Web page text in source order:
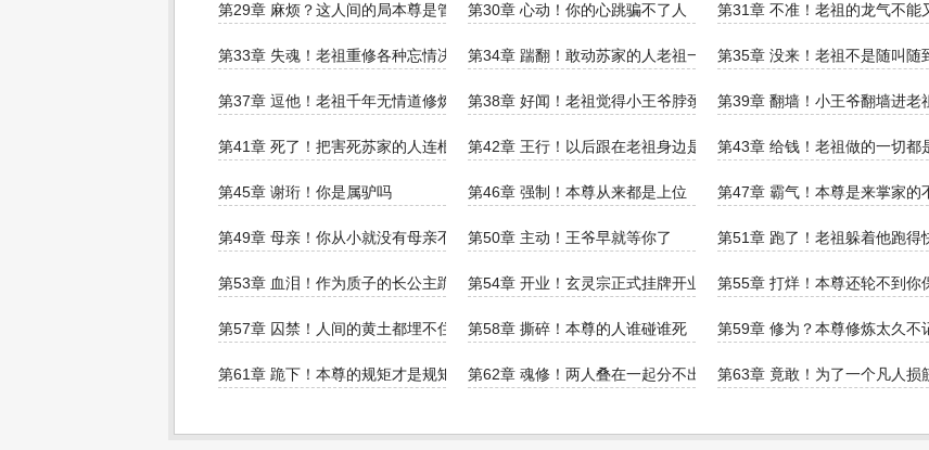
第29章 麻烦？这人间的局本尊是管定了第30章 心动！你的心跳骗不了人 第31章 不准！老祖的龙气不能
第33章 失魂！老祖重修各种忘情决没用第34章 踹翻！敢动苏家的人老祖一个都不放过第35章 没来！老祖不是随叫随
第37章 逗他！老祖千年无情道修炼也有你这个劫数第38章 好闻！老祖觉得小王爷脖颈最好闻第39章 翻墙！小王爷翻墙进老
第41章 死了！把害死苏家的人连根拔起第42章 王行！以后跟在老祖身边是王行第43章 给钱！老祖做的一切都
第45章 谢珩！你是属驴吗 第46章 强制！本尊从来都是上位 第47章 霸气！本尊是来掌家的
第49章 母亲！你从小就没有母亲不想见她吗？第50章 主动！王爷早就等你了 第51章 跑了！老祖躲着他跑得
第53章 血泪！作为质子的长公主跪求老祖帮忙第54章 开业！玄灵宗正式挂牌开业 第55章 打烊！本尊还轮不到你
第57章 囚禁！人间的黄土都埋不住你 第58章 撕碎！本尊的人谁碰谁死 第59章 修为？本尊修炼太久不
第61章 跪下！本尊的规矩才是规矩 第62章 魂修！两人叠在一起分不出边界第63章 竟敢！为了一个凡人损